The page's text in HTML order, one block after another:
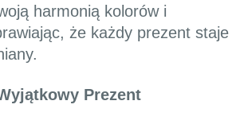
harmonią kolorów i
że każdy prezent staje
Prezent